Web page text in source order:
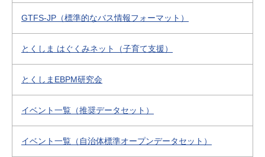
GTFS-JP（標準的なバス情報フォーマット）
とくしま はぐくみネット（子育て支援）
とくしまEBPM研究会
イベント一覧（推奨データセット）
イベント一覧（自治体標準オープンデータセット）